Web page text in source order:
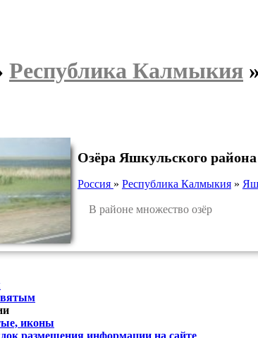
Республика Калмыкия
Озёра Яшкульского района
Россия » Республика Калмыкия»
В районе множество озёр
иконы